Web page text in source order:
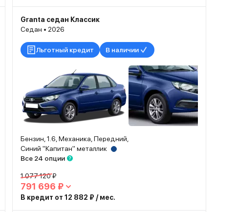
Granta седан Классик
Седан • 2026
Льготный кредит В наличии
Бензин, 1.6, Механика, Передний,
Синий "Капитан" металлик
Все 24 опции
1 077 120 ₽
791 696 ₽
В кредит от 12 882 ₽ / мес.